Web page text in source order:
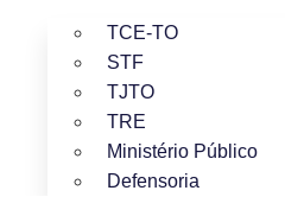
TCE-TO
STF
TJTO
TRE
Ministério Público
Defensoria